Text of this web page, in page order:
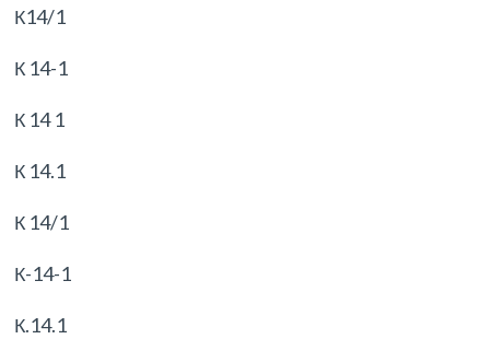
К14/1
К 14-1
К 14 1
К 14.1
К 14/1
К-14-1
К.14.1